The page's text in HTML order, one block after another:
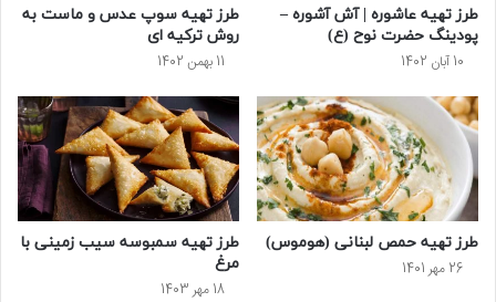
طرز تهیه عاشوره | آش آشوره –
پودینگ حضرت نوح (ع)
10 آبان 1402
طرز تهیه سوپ عدس و ماست به
روش ترکیه ای
11 بهمن 1402
طرز تهیه حمص لبنانی (هوموس)
26 مهر 1401
طرز تهیه سمبوسه سیب زمینی با
مرغ
18 مهر 1403